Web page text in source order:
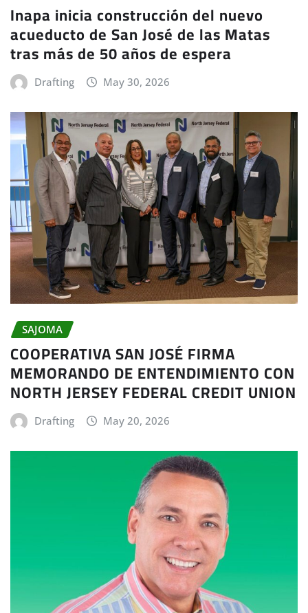
Inapa inicia construcción del nuevo
acueducto de San José de las Matas
tras más de 50 años de espera
Drafting May 30, 2026
SAJOMA
COOPERATIVA SAN JOSÉ FIRMA
MEMORANDO DE ENTENDIMIENTO CON
NORTH JERSEY FEDERAL CREDIT UNION
Drafting May 20, 2026